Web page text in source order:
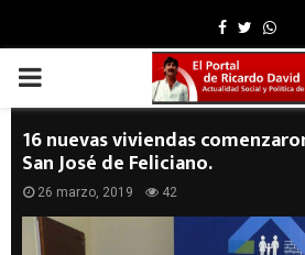
Facebook
Twitter
PRIMARY
MENU
16 nuevas viviendas
San José de Feliciano.
26 marzo, 2019 42